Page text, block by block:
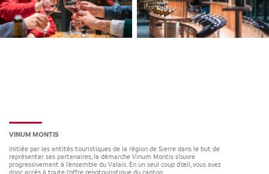
VINUM MONTIS
Initiée par les entités touristiques de la région de Sierre dans le but de
représenter ses partenaires, la démarche Vinum Montis s’ouvre
progressivement à l’ensemble du Valais. En un seul coup d’œil, vous avez